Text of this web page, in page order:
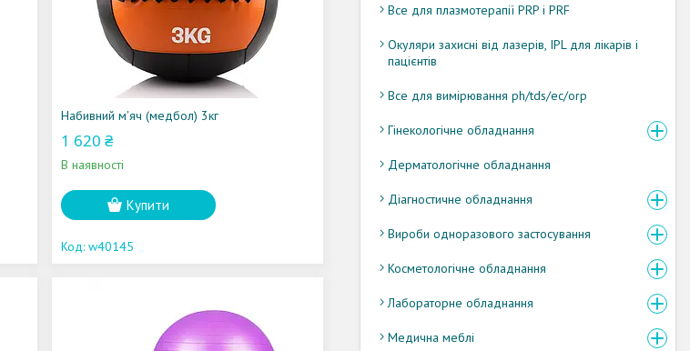
Набивний м'яч (медбол) 3кг
1 620 ₴
В наявності
Купити
w40145
Все для плазмотерапії PRP і PRF
Окуляри захисні від лазерів, IPL для лікарів і
пацієнтів
Все для вимірювання ph/tds/ec/orp
Гінекологічне обладнання
Дерматологічне обладнання
Діагностичне обладнання
Вироби одноразового застосування
Косметологічне обладнання
Лабораторне обладнання
Медична меблі